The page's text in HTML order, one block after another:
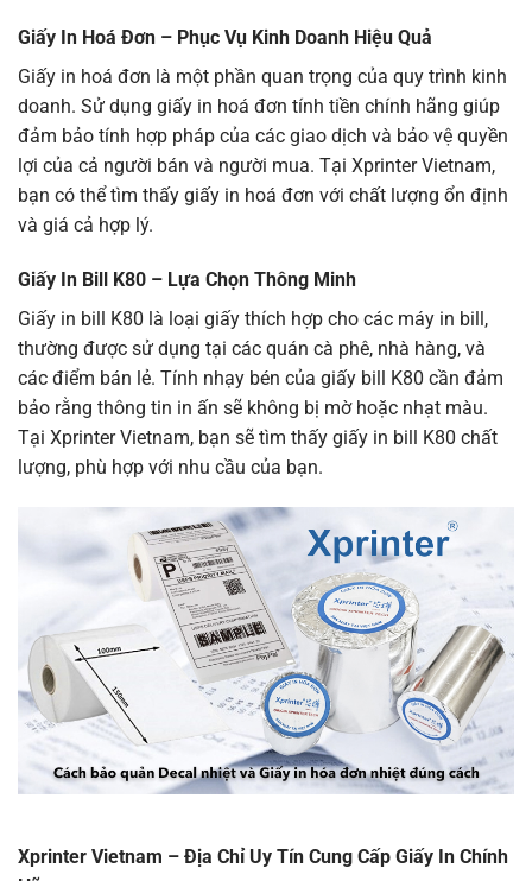
Giấy In Hoá Đơn – Phục Vụ Kinh Doanh Hiệu Quả
Giấy in hoá đơn là một phần quan trọng của quy trình kinh
doanh. Sử dụng giấy in hoá đơn tính tiền chính hãng giúp
đảm bảo tính hợp pháp của các giao dịch và bảo vệ quyền
lợi của cả người bán và người mua. Tại Xprinter Vietnam,
bạn có thể tìm thấy giấy in hoá đơn với chất lượng ổn định
và giá cả hợp lý.
Giấy In Bill K80 – Lựa Chọn Thông Minh
Giấy in bill K80 là loại giấy thích hợp cho các máy in bill,
thường được sử dụng tại các quán cà phê, nhà hàng, và
các điểm bán lẻ. Tính nhạy bén của giấy bill K80 cần đảm
bảo rằng thông tin in ấn sẽ không bị mờ hoặc nhạt màu.
Tại Xprinter Vietnam, bạn sẽ tìm thấy giấy in bill K80 chất
lượng, phù hợp với nhu cầu của bạn.
Xprinter Vietnam – Địa Chỉ Uy Tín Cung Cấp Giấy In Chính